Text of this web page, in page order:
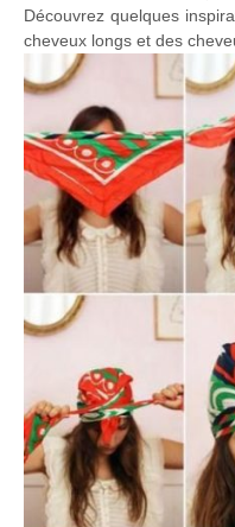
Découvrez quelques
cheveux longs et des